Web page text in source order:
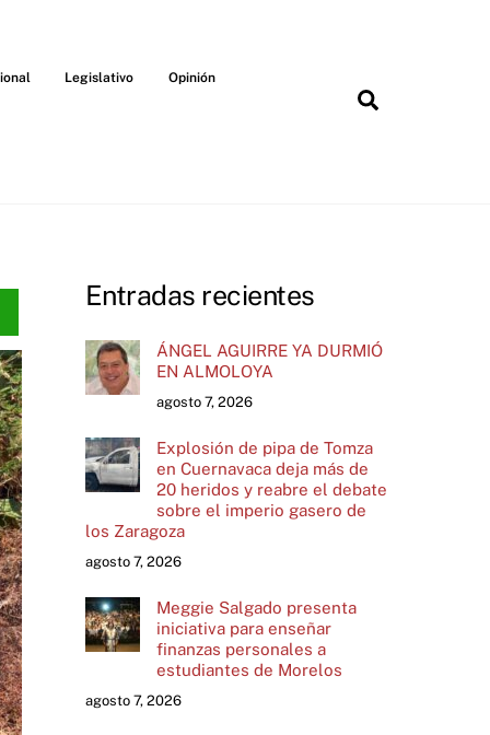
Legislativo Opinión
Entradas recientes
ÁNGEL AGUIRRE YA DURMIÓ
EN ALMOLOYA
agosto 7, 2026
Explosión de pipa de Tomza
en Cuernavaca deja más de
20 heridos y reabre el debate
sobre el imperio gasero de
los Zaragoza
agosto 7, 2026
Meggie Salgado presenta
iniciativa para enseñar
finanzas personales a
estudiantes de Morelos
agosto 7, 2026